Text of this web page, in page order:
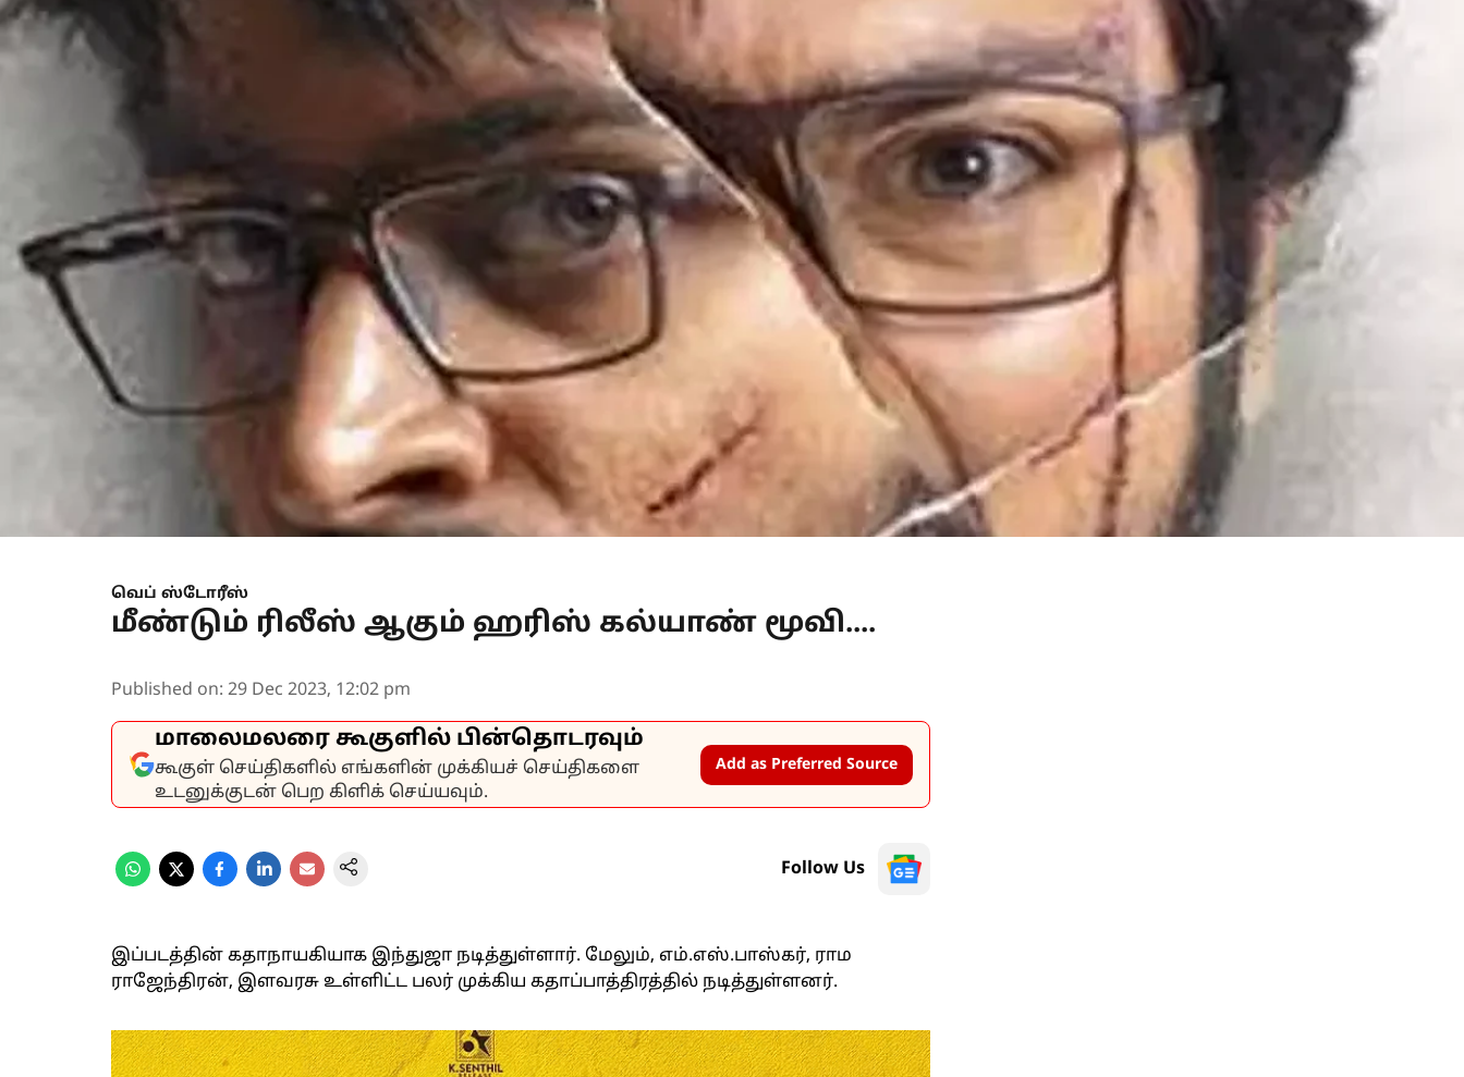
வெப் ஸ்டோரீஸ்
மீண்டும் ரிலீஸ் ஆகும் ஹரிஸ் கல்யாண் மூவி....
Published on: 29 Dec 2023, 12:02 pm
மாலைமலரை கூகுளில் பின்தொடரவும்
கூகுள் செய்திகளில் எங்களின் முக்கியச் செய்திகளை
உடனுக்குடன் பெற கிளிக் செய்யவும்.
Add as Preferred Source
Follow Us
இப்படத்தின் கதாநாயகியாக இந்துஜா நடித்துள்ளார். மேலும், எம்.எஸ்.பாஸ்கர், ராம
ராஜேந்திரன், இளவரசு உள்ளிட்ட பலர் முக்கிய கதாப்பாத்திரத்தில் நடித்துள்ளனர்.